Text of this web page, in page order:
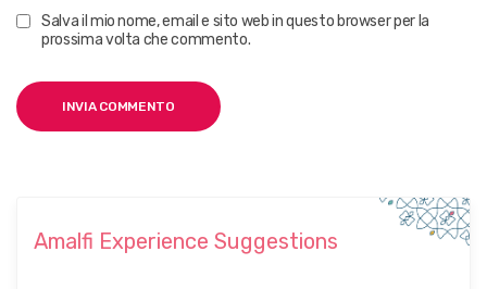
Salva il mio nome, email e sito web in questo browser per la
prossima volta che commento.
Amalfi Experience Suggestions